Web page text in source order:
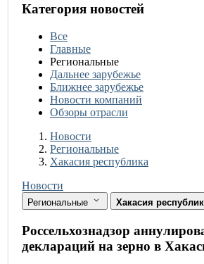
Категория новостей
Все
Главные
Региональные
Дальнее зарубежье
Ближнее зарубежье
Новости компаний
Обзоры отрасли
Новости
Разделы
Новости
Региональные
Хакасия республика
Новости
Региональные Хакасия
Россельхознадзор
деклараций на зерно в